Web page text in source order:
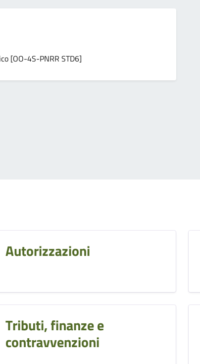
[OO-4S-PNRR STD6]
Autorizzazioni
Tributi, finanze e
contravvenzioni